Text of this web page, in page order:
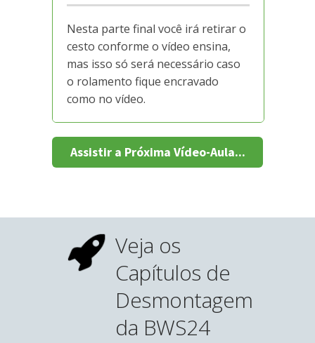
Nesta parte final você irá retirar o
cesto conforme o vídeo ensina,
mas isso só será necessário caso
o rolamento fique encravado
como no vídeo.
Assistir a Próxima Vídeo-Aula...
Veja os
Capítulos de
Desmontagem
da BWS24